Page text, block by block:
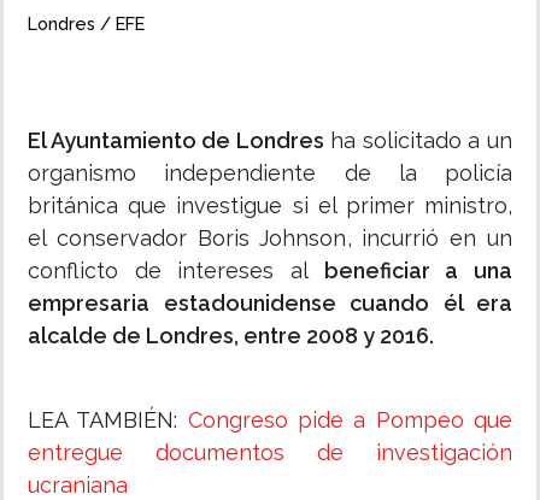
Londres / EFE
El Ayuntamiento de Londres ha solicitado a un
organismo independiente de la policía
británica que investigue si el primer ministro,
el conservador Boris Johnson, incurrió en un
conflicto de intereses al
beneficiar a una
empresaria estadounidense cuando él era
alcalde de Londres, entre 2008 y 2016.
LEA TAMBIÉN: Congreso pide a Pompeo que
entregue documentos de investigación
ucraniana